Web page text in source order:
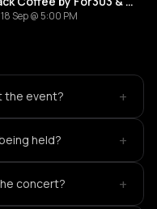
Sep @ 5:00 PM
the event? +
held? +
concert? +